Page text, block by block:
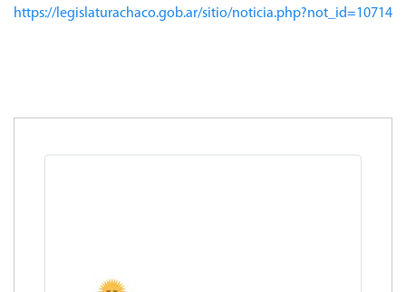
https://legislaturachaco.gob.ar/sitio/noticia.php?not_id=10714